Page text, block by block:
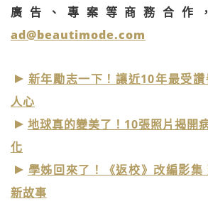
廣告、專案等商務合作
ad@beautimode.com
新年勵志一下！讓近10年最受
人心
地球真的變美了！10張照片揭開
化
學姊回來了！《返校》改編影
新故事